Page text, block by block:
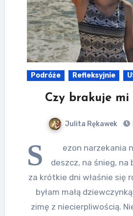
Podróże Refleksyjnie
Czy brakuje mi
Julita Rękawek
S
ezon narzekania
deszcz, na śnieg, na
za krótkie dni właśnie się
byłam małą
zimę z niecierpliwością.